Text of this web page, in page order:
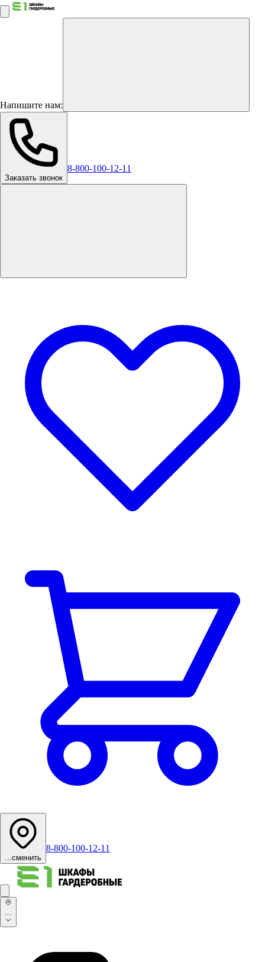
Напишите нам:
Заказать звонок
8-800-100-12-11
...сменить
8-800-100-12-11
...